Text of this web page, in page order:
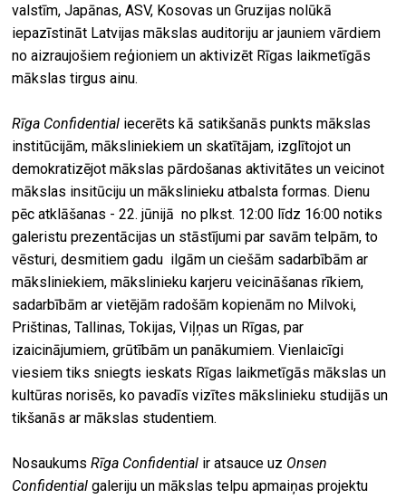
valstīm, Japānas, ASV, Kosovas un Gruzijas nolūkā
iepazīstināt Latvijas mākslas auditoriju ar jauniem vārdiem
no aizraujošiem reģioniem un aktivizēt Rīgas laikmetīgās
mākslas tirgus ainu.
Rīga Confidential iecerēts kā satikšanās punkts mākslas
institūcijām, māksliniekiem un skatītājam, izglītojot un
demokratizējot mākslas pārdošanas aktivitātes un veicinot
mākslas insitūciju un mākslinieku atbalsta formas. Dienu
pēc atklāšanas - 22. jūnijā no plkst. 12:00 līdz 16:00 notiks
galeristu prezentācijas un stāstījumi par savām telpām, to
vēsturi, desmitiem gadu ilgām un ciešām sadarbībām ar
māksliniekiem, mākslinieku karjeru veicināšanas rīkiem,
sadarbībām ar vietējām radošām kopienām no Milvoki,
Prištinas, Tallinas, Tokijas, Viļņas un Rīgas, par
izaicinājumiem, grūtībām un panākumiem. Vienlaicīgi
viesiem tiks sniegts ieskats Rīgas laikmetīgās mākslas un
kultūras norisēs, ko pavadīs vizītes mākslinieku studijās un
tikšanās ar mākslas studentiem.
NosaukumsRīga Confidential ir atsauce uz Onsen
Confidential galeriju un mākslas telpu apmaiņas projektu